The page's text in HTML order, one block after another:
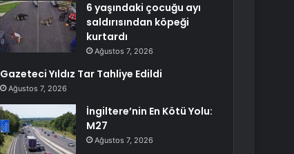
6 yaşındaki çocuğu ayı
saldırısından köpeği
kurtardı
Ağustos 7, 2026
Gazeteci Yıldız Tar Tahliye Edildi
Ağustos 7, 2026
İngiltere’nin En Kötü Yolu:
M27
Ağustos 7, 2026